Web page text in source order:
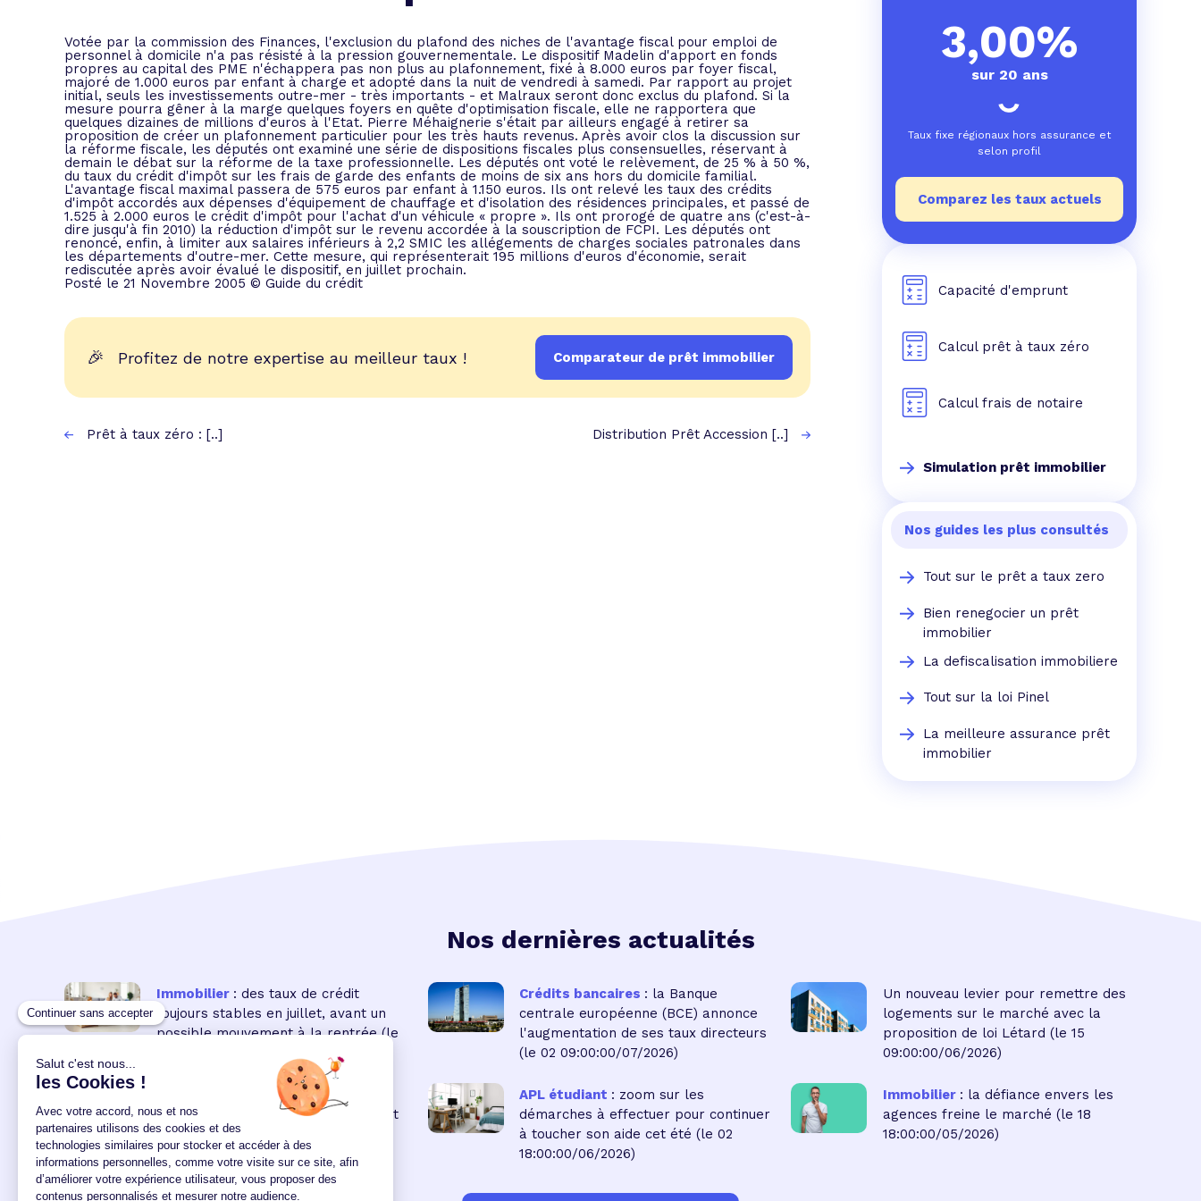
L'acte de vente et le remboursement
Tous les outils prêt immobilier
Profitez de notre expertise au meilleur taux !
Trouvez votre prêt conso au meilleur taux !
Bénéficiez de notre expertise en regroupement de crédits
Votée par la commission des Finances, l'exclusion du plafond des niches de l'avantage fiscal pour emploi de
personnel à domicile n'a pas résisté à la pression gouvernementale. Le dispositif Madelin d'apport en fonds
propres au capital des PME n'échappera pas non plus au plafonnement, fixé à 8.000 euros par foyer fiscal,
majoré de 1.000 euros par enfant à charge et adopté dans la nuit de vendredi à samedi. Par rapport au projet
initial, seuls les investissements outre-mer - très importants - et Malraux seront donc exclus du plafond. Si la
mesure pourra gêner à la marge quelques foyers en quête d'optimisation fiscale, elle ne rapportera que
quelques dizaines de millions d'euros à l'Etat. Pierre Méhaignerie s'était par ailleurs engagé à retirer sa
proposition de créer un plafonnement particulier pour les très hauts revenus. Après avoir clos la discussion sur
la réforme fiscale, les députés ont examiné une série de dispositions fiscales plus consensuelles, réservant à
demain le débat sur la réforme de la taxe professionnelle. Les députés ont voté le relèvement, de 25 % à 50 %,
du taux du crédit d'impôt sur les frais de garde des enfants de moins de six ans hors du domicile familial.
L'avantage fiscal maximal passera de 575 euros par enfant à 1.150 euros. Ils ont relevé les taux des crédits
d'impôt accordés aux dépenses d'équipement de chauffage et d'isolation des résidences principales, et passé de
1.525 à 2.000 euros le crédit d'impôt pour l'achat d'un véhicule « propre ». Ils ont prorogé de quatre ans (c'est-à-
dire jusqu'à fin 2010) la réduction d'impôt sur le revenu accordée à la souscription de FCPI. Les députés ont
renoncé, enfin, à limiter aux salaires inférieurs à 2,2 SMIC les allégements de charges sociales patronales dans
les départements d'outre-mer. Cette mesure, qui représenterait 195 millions d'euros d'économie, serait
rediscutée après avoir évalué le dispositif, en juillet prochain.
Posté le 21 Novembre 2005 © Guide du crédit
🎉 Profitez de notre expertise au meilleur taux ! Comparateur de prêt immobilier
Prêt à taux zéro : [..] Distribution Prêt Accession [..]
3,00%
sur 20 ans
Taux fixe régionaux hors assurance et
selon profil
Comparez les taux actuels
Capacité d'emprunt
Calcul prêt à taux zéro
Calcul frais de notaire
Simulation prêt immobilier
Nos guides les plus consultés
Tout sur le prêt a taux zero
Bien renegocier un prêt
immobilier
La defiscalisation immobiliere
Tout sur la loi Pinel
La meilleure assurance prêt
immobilier
Nos dernières actualités
Immobilier : des taux de crédit
toujours stables en juillet, avant un
possible mouvement à la rentrée (le
Crédits bancaires : la Banque
centrale européenne (BCE) annonce
l'augmentation de ses taux directeurs
(le 02 09:00:00/07/2026)
Un nouveau levier pour remettre des
logements sur le marché avec la
proposition de loi Létard (le 15
09:00:00/06/2026)
: la remontée des
taux réduit encore le pouvoir d'achat
des acquéreurs
12:00:00/06/2026)
APL étudiant : zoom sur les
démarches à effectuer pour continuer
à toucher son aide cet été (le 02
18:00:00/06/2026)
Immobilier : la défiance envers les
agences freine le marché (le 18
18:00:00/05/2026)